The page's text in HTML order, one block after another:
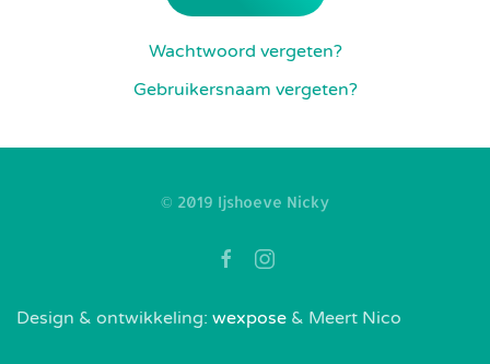
Wachtwoord vergeten?
Gebruikersnaam vergeten?
© 2019 Ijshoeve Nicky
Design & ontwikkeling: wexpose & Meert Nico